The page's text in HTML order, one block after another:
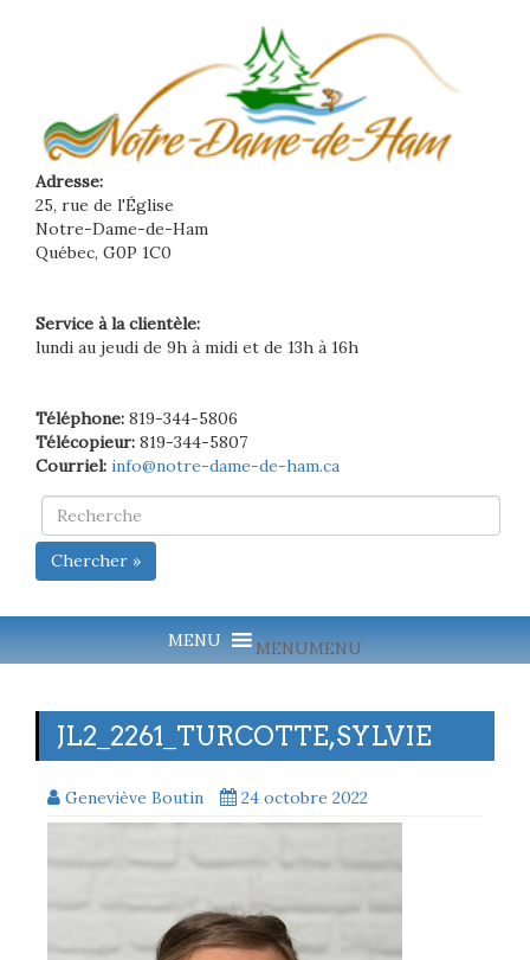
Adresse:
25, rue de l'Église
Notre-Dame-de-Ham
Québec, G0P 1C0
Service à la clientèle:
lundi au jeudi de 9h à midi et de 13h à 16h
Téléphone: 819-344-5806
Télécopieur: 819-344-5807
Courriel: info@notre-dame-de-ham.ca
Chercher »
MENUMENU
JL2_2261_TURCOTTE,SYLVIE
Geneviève Boutin 24 octobre 2022